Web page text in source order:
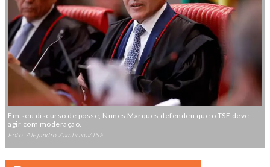
Em seu discurso de posse, Nunes Marques defendeu que o TSE deve
agir com moderação.
Foto: Alejandro Zambrana/TSE